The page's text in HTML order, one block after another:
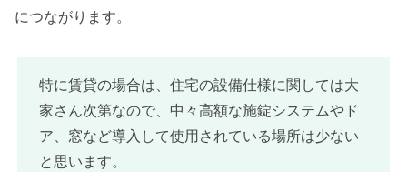
につながります。
特に賃貸の場合は、住宅の設備仕様に関しては大
家さん次第なので、中々高額な施錠システムやド
ア、窓など導入して使用されている場所は少ない
と思います。